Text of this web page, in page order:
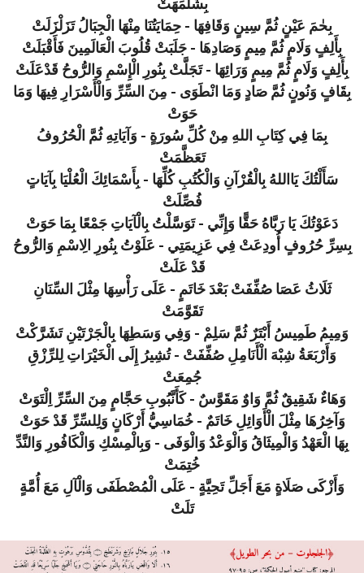
بِشَلْمَهَتْ
بِحٰمَ عَيْنٍ ثُمَّ سِينٍ وَقَافِهَا - حِمَايَتُنَا مِنْهَا الْجِبَالُ تَزَلْزَلَتْ
بِأَلِفٍ وَلَامٍ ثُمَّ مِيمٍ وَصَادِهَا - جَلَبَتْ قُلُوبَ الْعَالَمِينَ فَأَقْبَلَتْ
بِأَلِفٍ وَلَامٍ ثُمَّ مِيمٍ وَرَائِهَا - تَجَلَّتْ بِنُورِ الْإِسْمِ وَالرُّوحُ قَدْعَلَتْ
بِقَافٍ وَنُونٍ ثُمَّ صَادٍ وَمَا انْطَوَى - مِنَ السِّرِّ وَالْأَسْرَارِ فِيهَا وَمَا
حَوَتْ
بِمَا فِي كِتَابِ اللهِ مِنْ كُلِّ سُورَةٍ - وَآيَاتِهِ ثُمَّ الْحُرُوفُ
تَعَظَّمَتْ
سَأَلْتُكَ يَااللهُ بِالْقُرْآنِ وَالْكُتُبِ كُلِّهَا - بِأَسْمَائِكَ الْعُلْيَا بِآيَاتٍ
فُصِّلَتْ
دَعَوْتُكَ يَا رَبَّاهُ حَقًّا وَإِنِّي - تَوَسَّلْتُ بِالْآيَاتِ جَمْعًا بِمَا حَوَتْ
بِسِرِّ حُرُوفٍ أُودِعَتْ فِي عَزِيمَتِي - عَلَوْتُ بِنُورِ الِاسْمِ وَالرُّوحُ
قَدْ عَلَتْ
ثَلَاثُ عَصَا صُفِّفَتْ بَعْدَ خَاتَمٍ - عَلَى رَأْسِهَا مِثْلَ السِّنَانِ
تَقَوَّمَتْ
وَمِيمُ طَمِيسُ أَبْتَرٌ ثُمَّ سَلِمْ - وَفِي وَسَطِهَا بِالْجَرْتَيْنِ تَشَرَّكْتْ
وَأَرْبَعَةُ شِبْهَ الْأَنَامِلِ صُفِّفَتْ - تُشِيرُ إِلَى الْخَيْرَاتِ لِلرِّزْقِ
جُمِعَتْ
وَهَاءٌ شَقِيقٌ ثُمَّ وَاوٌ مَقَوَّسٌ - كَأَنَّبُوبِ حَجَّامٍ مِنَ السِّرِّ اِلْتَوَتْ
وَآخِرُهَا مِثْلَ الْأَوَائِلِ خَاتَمٌ - خُمَاسِيُّ أَرْكَانٍ وَلِلسِّرِّ قَدْ حَوَتْ
بِهَا الْعَهْدُ وَالْمِيثَاقُ وَالْوَعْدُ وَالْوَفَى - وَبِالْمِسْكِ وَالْكَافُورِ وَالنَّدِّ
خُتِمَتْ
وَأَزْكَى صَلَاةٍ مَعَ أَجَلِّ تَحِيَّةٍ - عَلَى الْمُصْطَفَى وَالْآلِ مَعَ أُمَّةٍ
تَلَتْ